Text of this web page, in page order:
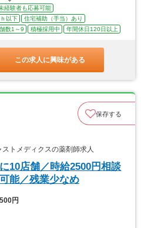
経験者も応募可能
以下
住宅補助（手当）あり
数1～9 積極採用中 年間休日120日以上
この求人に興味がある
保存する
トメディクスの薬剤師求人
10店舗／時給2500円相談
能／残業少なめ
円